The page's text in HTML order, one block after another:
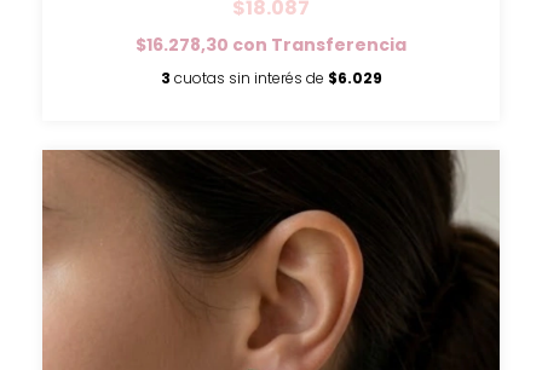
$18.087
$16.278,30 con Transferencia
3 cuotas sin interés de $6.029